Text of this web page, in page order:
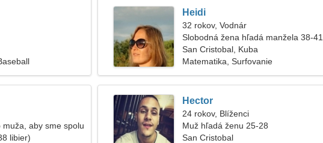
Heidi
32 rokov, Vodnár
Slobodná žena hľadá manžela 38-41
San Cristobal, Kuba
Matematika, Surfovanie
aby sme spolu
libier)
Hector
24 rokov, Blíženci
Muž hľadá ženu 25-28
San Cristobal